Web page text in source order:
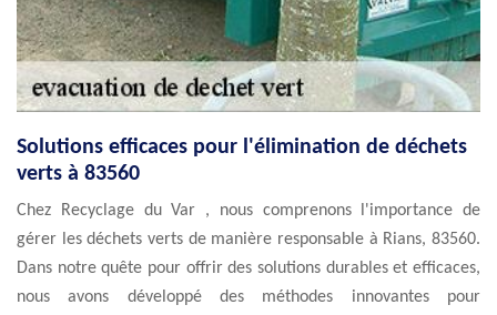
Solutions efficaces pour l'élimination de déchets
verts à 83560
Chez Recyclage du Var , nous comprenons l'importance de
gérer les déchets verts de manière responsable à Rians, 83560.
Dans notre quête pour offrir des solutions durables et efficaces,
nous avons développé des méthodes innovantes pour